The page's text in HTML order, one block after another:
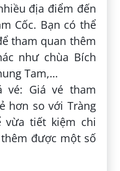
địa điểm đến
Cốc. Bạn có thể
tham quan thêm
như chùa Bích
Tam,…
vé: Giá vé tham
hơn so với Tràng
vừa tiết kiệm chi
được một số